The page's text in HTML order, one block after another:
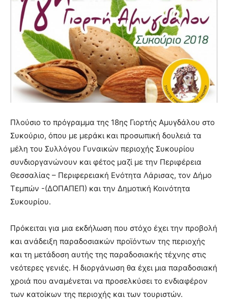
Πλούσιο το πρόγραμμα της 18ης Γιορτής Αμυγδάλου στο
Συκούριο, όπου με μεράκι και προσωπική δουλειά τα
μέλη του Συλλόγου Γυναικών περιοχής Συκουρίου
συνδιοργανώνουν και φέτος μαζί με την Περιφέρεια
Θεσσαλίας – Περιφερειακή Ενότητα Λάρισας, τον Δήμο
Τεμπών -(ΔΟΠΑΠΕΠ) και την Δημοτική Κοινότητα
Συκουρίου.
Πρόκειται για μια εκδήλωση που στόχο έχει την προβολή
και ανάδειξη παραδοσιακών προϊόντων της περιοχής
και τη μετάδοση αυτής της παραδοσιακής τέχνης στις
νεότερες γενιές. Η διοργάνωση θα έχει μια παραδοσιακή
χροιά που αναμένεται να προσελκύσει το ενδιαφέρον
των κατοίκων της περιοχής και των τουριστών.